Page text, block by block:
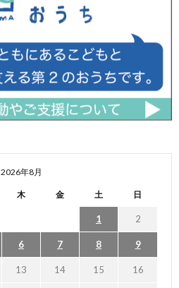
2026年8月
木 金 土 日
1 2
6 7 8 9
13 14 15 16